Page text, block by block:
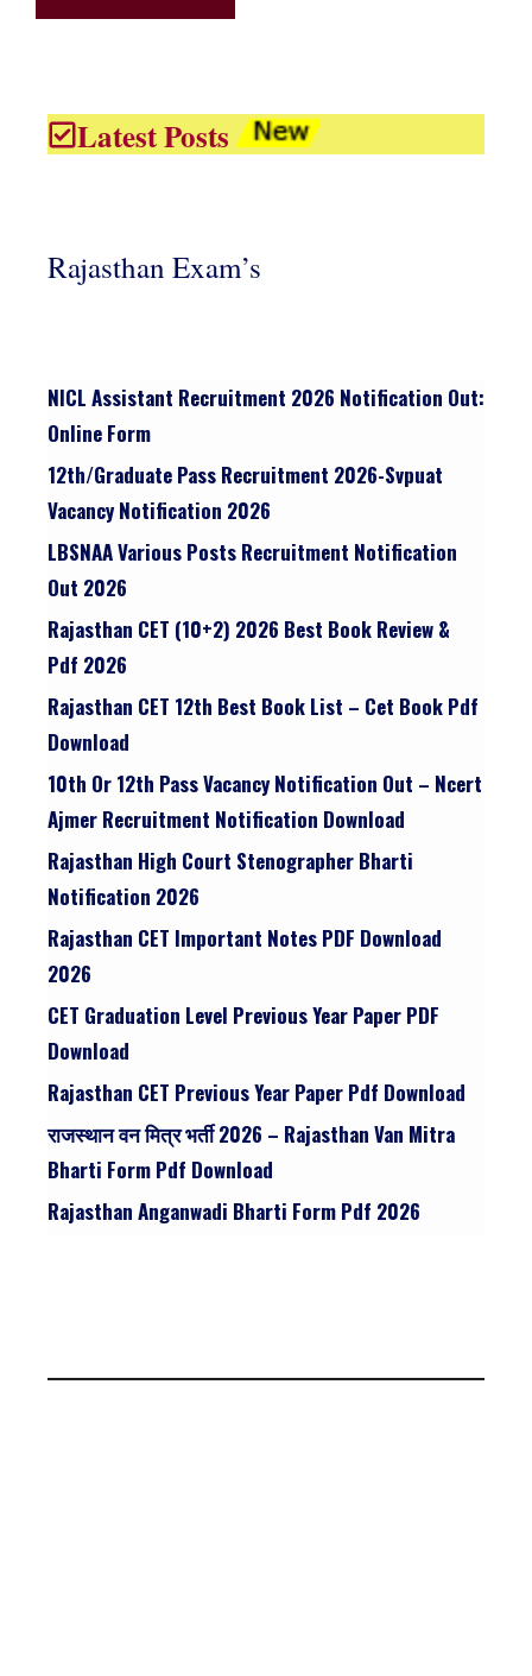
Latest Posts
Rajasthan Exam’s
NICL Assistant Recruitment 2026 Notification Out:
Online Form
12th/graduate Pass Recruitment 2026-Svpuat
Vacancy Notification 2026
LBSNAA Various Posts Recruitment Notification
Out 2026
Rajasthan CET (10+2) 2026 Best Book Review &
Pdf 2026
Rajasthan CET 12th Best Book List – Cet Book Pdf
Download
10th Or 12th Pass Vacancy Notification Out – Ncert
Ajmer Recruitment Notification Download
Rajasthan High Court Stenographer Bharti
Notification 2026
Rajasthan CET Important Notes PDF Download
2026
CET Graduation Level Previous Year Paper PDF
Download
Rajasthan CET Previous Year Paper Pdf Download
राजस्थान वन मित्र भर्ती 2026 – Rajasthan Van Mitra
Bharti Form Pdf Download
Rajasthan Anganwadi Bharti Form Pdf 2026